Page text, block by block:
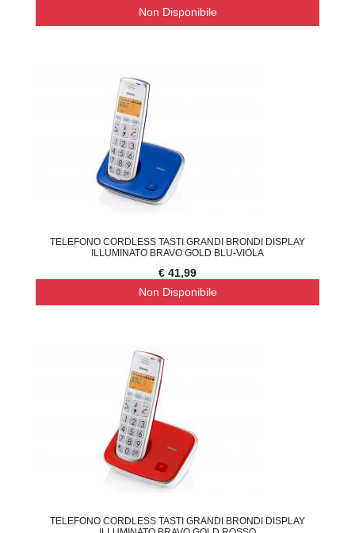
Non Disponibile
TELEFONO CORDLESS TASTI GRANDI BRONDI DISPLAY
ILLUMINATO BRAVO GOLD BLU-VIOLA
€ 41,99
Non Disponibile
TELEFONO CORDLESS TASTI GRANDI BRONDI DISPLAY